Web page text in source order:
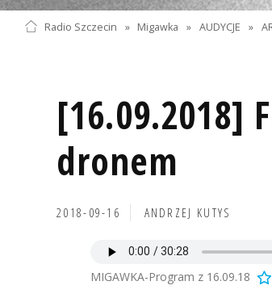
Radio Szczecin » Migawka » AUDYCJE »
[16.09.2018]
dronem
2018-09-16 ANDRZEJ KUTYS
MIGAWKA-Program z 16.09.18